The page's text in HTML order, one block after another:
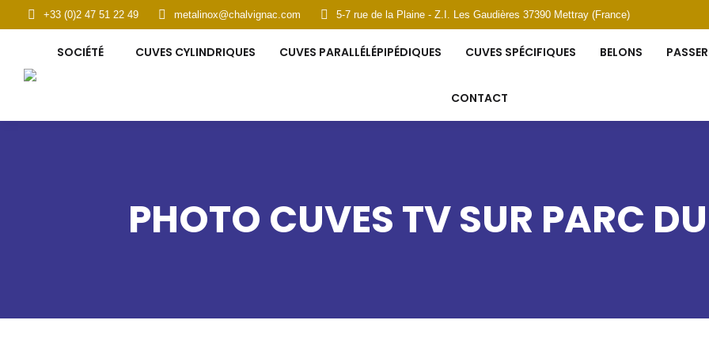
+33 (0)2 47 51 22 49 metalinox@chalvignac.com 5-7 rue de la Plaine - Z.I. Les Gaudières 37390 Mettray (France)
SOCIÉTÉ CUVES CYLINDRIQUES CUVES PARALLÉLÉPIPÉDIQUES CUVES SPÉCIFIQUES BELONS
CONTACT
PHOTO CUVES TV SUR PARC